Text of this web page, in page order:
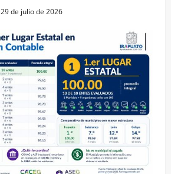
29 de julio de 2026